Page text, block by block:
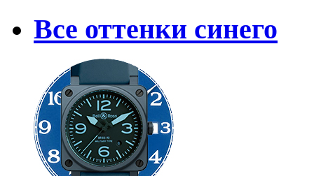
Все оттенки синего